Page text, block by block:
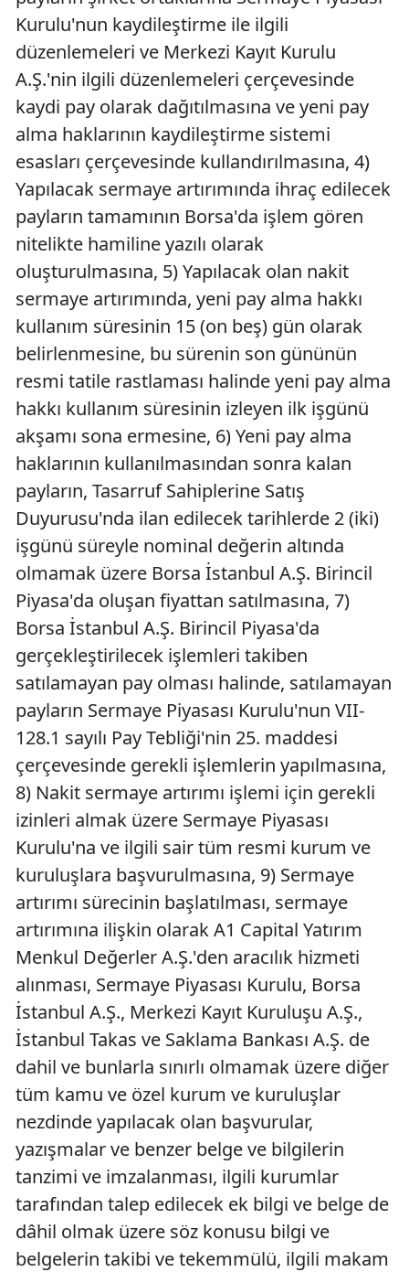
Kurulu'nun kaydileştirme ile ilgili
düzenlemeleri ve Merkezi Kayıt Kurulu
A.Ş.'nin ilgili düzenlemeleri çerçevesinde
kaydi pay olarak dağıtılmasına ve yeni pay
alma haklarının kaydileştirme sistemi
esasları çerçevesinde kullandırılmasına, 4)
Yapılacak sermaye artırımında ihraç edilecek
payların tamamının Borsa'da işlem gören
nitelikte hamiline yazılı olarak
oluşturulmasına, 5) Yapılacak olan nakit
sermaye artırımında, yeni pay alma hakkı
kullanım süresinin 15 (on beş) gün olarak
belirlenmesine, bu sürenin son gününün
resmi tatile rastlaması halinde yeni pay alma
hakkı kullanım süresinin izleyen ilk işgünü
akşamı sona ermesine, 6) Yeni pay alma
haklarının kullanılmasından sonra kalan
payların, Tasarruf Sahiplerine Satış
Duyurusu'nda ilan edilecek tarihlerde 2 (iki)
işgünü süreyle nominal değerin altında
olmamak üzere Borsa İstanbul A.Ş. Birincil
Piyasa'da oluşan fiyattan satılmasına, 7)
Borsa İstanbul A.Ş. Birincil Piyasa'da
gerçekleştirilecek işlemleri takiben
satılamayan pay olması halinde, satılamayan
payların Sermaye Piyasası Kurulu'nun VII-
128.1 sayılı Pay Tebliği'nin 25. maddesi
çerçevesinde gerekli işlemlerin yapılmasına,
8) Nakit sermaye artırımı işlemi için gerekli
izinleri almak üzere Sermaye Piyasası
Kurulu'na ve ilgili sair tüm resmi kurum ve
kuruluşlara başvurulmasına, 9) Sermaye
artırımı sürecinin başlatılması, sermaye
artırımına ilişkin olarak A1 Capital Yatırım
Menkul Değerler A.Ş.'den aracılık hizmeti
alınması, Sermaye Piyasası Kurulu, Borsa
İstanbul A.Ş., Merkezi Kayıt Kuruluşu A.Ş.,
İstanbul Takas ve Saklama Bankası A.Ş. de
dahil ve bunlarla sınırlı olmamak üzere diğer
tüm kamu ve özel kurum ve kuruluşlar
nezdinde yapılacak olan başvurular,
yazışmalar ve benzer belge ve bilgilerin
tanzimi ve imzalanması, ilgili kurumlar
tarafından talep edilecek ek bilgi ve belge de
dâhil olmak üzere söz konusu bilgi ve
belgelerin takibi ve tekemmülü, ilgili makam